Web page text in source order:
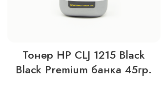
Тонер HP CLJ 1215 Black
Black Premium банка 45гр.